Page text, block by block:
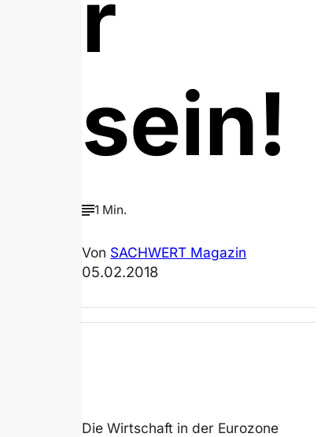
sein!
1 Min.
Von SACHWERT Magazin
05.02.2018
Die Wirtschaft in der Eurozone